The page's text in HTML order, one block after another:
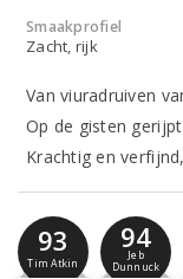
Smaakprofiel
Zacht, rijk
Van viuradruiven
Op de gisten
Krachtig en
93
Tim Atkin
94
Jeb
Dunnuck